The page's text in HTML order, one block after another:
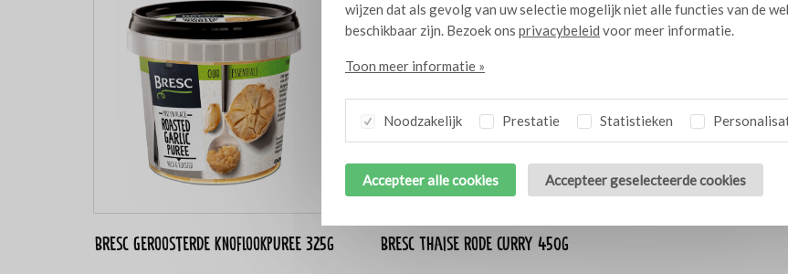
wijzen dat als gevolg van uw selectie mogelijk niet alle functies van de
beschikbaar zijn. Bezoek ons privacybeleid voor meer informatie.
Toon meer informatie »
Noodzakelijk Prestatie Statistieken
Accepteer alle cookies Accepteer geselecteerde cookies
Bresc Geroosterde knoflookpuree 325g Bresc Thaise rode curry 450g